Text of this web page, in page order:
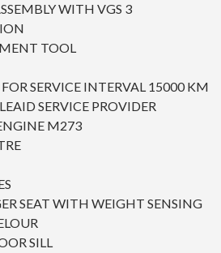
WITH VGS 3
TOOL
SERVICE INTERVAL 15000 KM
SERVICE PROVIDER
M273
SEAT WITH WEIGHT SENSING
SILL